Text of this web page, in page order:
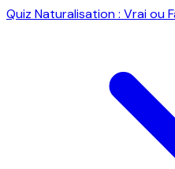
Quiz Naturalisation : Vrai ou